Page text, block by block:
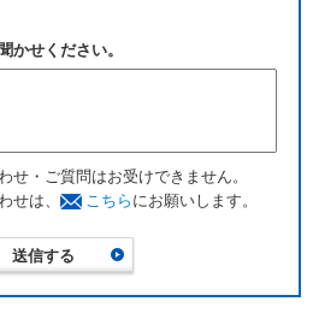
かせください。
・ご質問はお受けできません。
せは、
こちら にお願いします。